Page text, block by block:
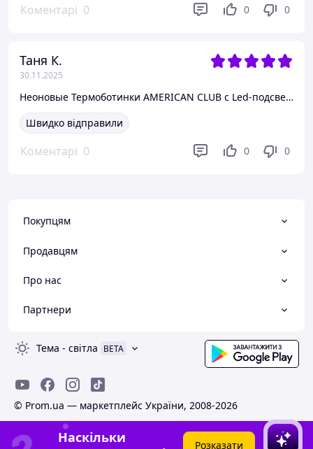
Коментарі 0 0 0
Таня К.
30.11.2025
Неоновые Термоботинки AMERICAN CLUB с Led-подсветкой р.25;26;
Швидко відправили
Коментарі 0 0 0
Покупцям
Продавцям
Про нас
Партнери
Тема - світла BETA
© Prom.ua — маркетплейс України, 2008-2026
Наскільки
Розказати